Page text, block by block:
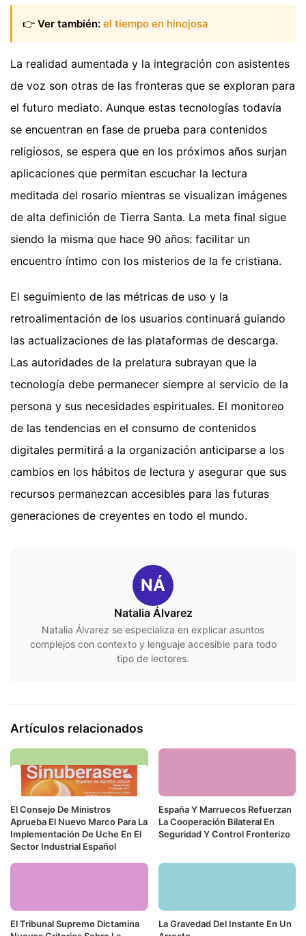
👉 Ver también: el tiempo en hinojosa
La realidad aumentada y la integración con asistentes
de voz son otras de las fronteras que se exploran para
el futuro mediato. Aunque estas tecnologías todavía
se encuentran en fase de prueba para contenidos
religiosos, se espera que en los próximos años surjan
aplicaciones que permitan escuchar la lectura
meditada del rosario mientras se visualizan imágenes
de alta definición de Tierra Santa. La meta final sigue
siendo la misma que hace 90 años: facilitar un
encuentro íntimo con los misterios de la fe cristiana.
El seguimiento de las métricas de uso y la
retroalimentación de los usuarios continuará guiando
las actualizaciones de las plataformas de descarga.
Las autoridades de la prelatura subrayan que la
tecnología debe permanecer siempre al servicio de la
persona y sus necesidades espirituales. El monitoreo
de las tendencias en el consumo de contenidos
digitales permitirá a la organización anticiparse a los
cambios en los hábitos de lectura y asegurar que sus
recursos permanezcan accesibles para las futuras
generaciones de creyentes en todo el mundo.
NÁ
Natalia Álvarez
Natalia Álvarez se especializa en explicar asuntos
complejos con contexto y lenguaje accesible para todo
tipo de lectores.
Artículos relacionados
El Consejo De Ministros
Aprueba El Nuevo Marco Para La
Implementación De Uche En El
Sector Industrial Español
España Y Marruecos Refuerzan
La Cooperación Bilateral En
Seguridad Y Control Fronterizo
El Tribunal Supremo Dictamina
La Gravedad Del Instante En Un